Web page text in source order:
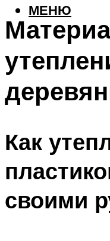
МЕНЮ
Как
своими